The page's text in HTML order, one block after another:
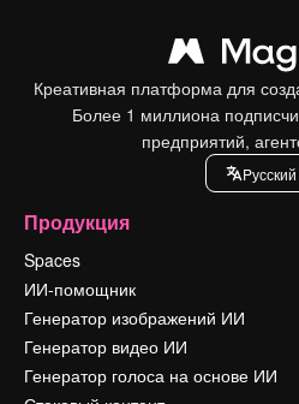
Креативная платформа для
Более 1 миллиона
предприятий,
Pусский
Продукция
Spaces
ИИ-помощник
Генератор изображений ИИ
Генератор видео ИИ
Генератор голоса на основе ИИ